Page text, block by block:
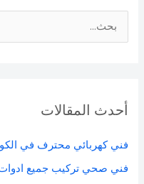
ث
ن
:
أحدث المقالات
فني كهربائي محترف في الكويت
فني صحي تركيب جميع ادوات